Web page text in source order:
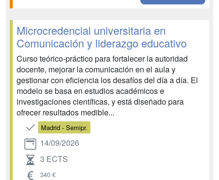
Microcredencial universitaria en
Comunicación y liderazgo educativo
Curso teórico-práctico para fortalecer la autoridad
docente, mejorar la comunicación en el aula y
gestionar con eficiencia los desafíos del día a día. El
modelo se basa en estudios académicos e
investigaciones científicas, y está diseñado para
ofrecer resultados medible...
Madrid - Semipr.
14/09/2026
3 ECTS
340 €